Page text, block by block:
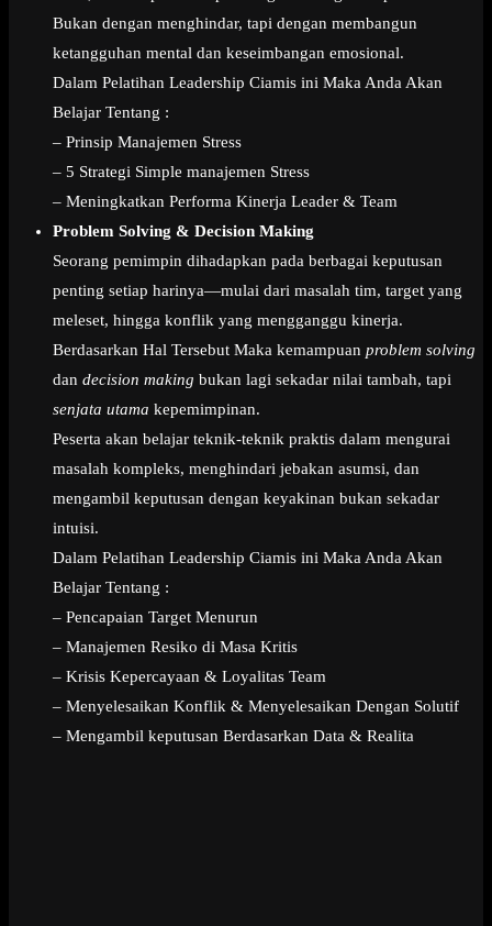
Bukan dengan menghindar, tapi dengan membangun
ketangguhan mental dan keseimbangan emosional.
Dalam Pelatihan Leadership Ciamis ini Maka Anda Akan
Belajar Tentang :
– Prinsip Manajemen Stress
– 5 Strategi Simple manajemen Stress
– Meningkatkan Performa Kinerja Leader & Team
Problem Solving & Decision Making
Seorang pemimpin dihadapkan pada berbagai keputusan
penting setiap harinya—mulai dari masalah tim, target yang
meleset, hingga konflik yang mengganggu kinerja.
Berdasarkan Hal Tersebut Maka kemampuan problem solving
dan decision making bukan lagi sekadar nilai tambah, tapi
senjata utama kepemimpinan.
Peserta akan belajar teknik-teknik praktis dalam mengurai
masalah kompleks, menghindari jebakan asumsi, dan
mengambil keputusan dengan keyakinan bukan sekadar
intuisi.
Dalam Pelatihan Leadership Ciamis ini Maka Anda Akan
Belajar Tentang :
– Pencapaian Target Menurun
– Manajemen Resiko di Masa Kritis
– Krisis Kepercayaan & Loyalitas Team
– Menyelesaikan Konflik & Menyelesaikan Dengan Solutif
– Mengambil keputusan Berdasarkan Data & Realita